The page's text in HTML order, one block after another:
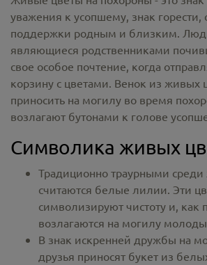
уважения к усопшему, знак горести,
поддержки родным и близким.
являющиеся родственниками
свое особое почтение, когда
корзину с цветами. Венок из живых
приносить на могилу во время
возлагают бутонами к голове
Символика живых
Традиционно траурными
считаются белые лилии. Эти
символизируют чистоту и, как
возлагаются на могилу
В знак искренней дружбы на
друзья приносят букет из